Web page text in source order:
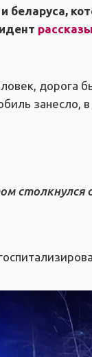
беларуса,
дорога
занесло,
столкнулся